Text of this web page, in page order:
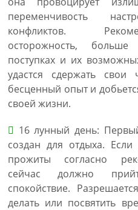
переменчивость
конфликтов.
осторожность,
поступках и их
удастся сдержать свои
бесценный опыт и
своей жизни.
16 лунный день:
создан для отдыха.
прожиты согласно
сейчас должно
спокойствие.
делать или посвятить